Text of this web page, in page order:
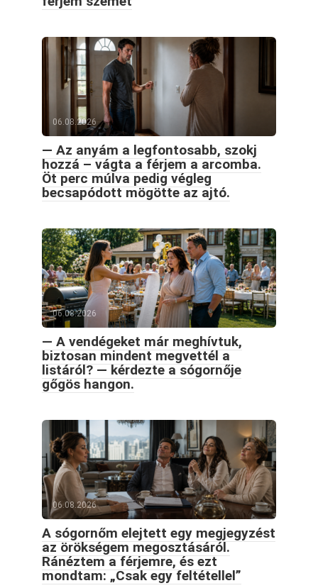
06.08.2026
— Az anyám a legfontosabb, szokj
hozzá – vágta a férjem a arcomba.
Öt perc múlva pedig végleg
becsapódott mögötte az ajtó.
06.08.2026
— A vendégeket már meghívtuk,
biztosan mindent megvettél a
listáról? — kérdezte a sógornője
gőgös hangon.
06.08.2026
A sógornőm elejtett egy megjegyzést
az örökségem megosztásáról.
Ránéztem a férjemre, és ezt
mondtam: „Csak egy feltétellel”